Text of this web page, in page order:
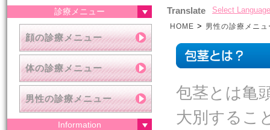
診療メニュー
顔の診療メニュー
体の診療メニュー
男性の診療メニュー
Information
Translate Select Language
HOME > 男性の診療メニュ
包茎とは亀
大別するこ